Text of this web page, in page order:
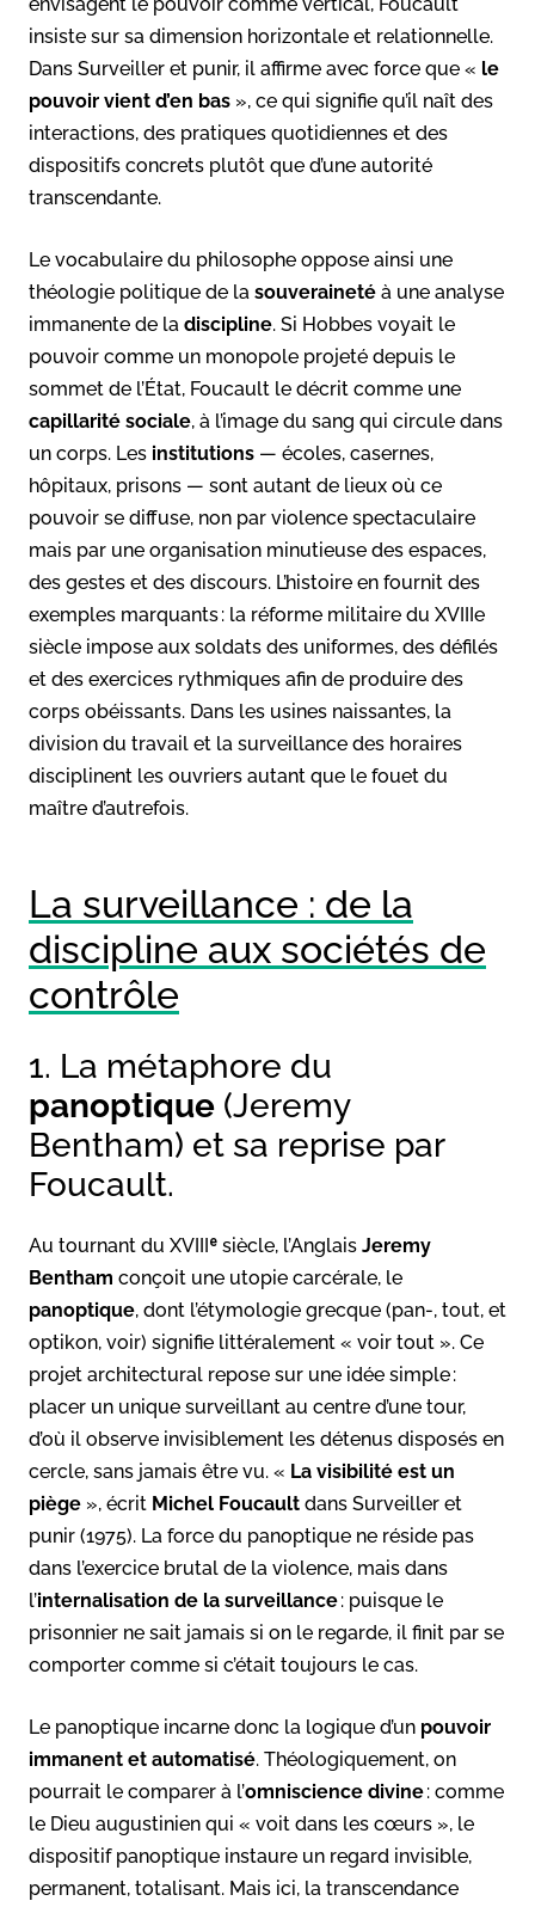
insiste sur sa dimension horizontale et relationnelle.
Dans Surveiller et punir, il affirme avec force que « le
pouvoir vient d’en bas », ce qui signifie qu’il naît des
interactions, des pratiques quotidiennes et des
dispositifs concrets plutôt que d’une autorité
transcendante.
Le vocabulaire du philosophe oppose ainsi une
théologie politique de la souveraineté à une analyse
immanente de la discipline. Si Hobbes voyait le
pouvoir comme un monopole projeté depuis le
sommet de l’État, Foucault le décrit comme une
capillarité sociale, à l’image du sang qui circule dans
un corps. Les institutions — écoles, casernes,
hôpitaux, prisons — sont autant de lieux où ce
pouvoir se diffuse, non par violence spectaculaire
mais par une organisation minutieuse des espaces,
des gestes et des discours. L’histoire en fournit des
exemples marquants : la réforme militaire du XVIIIe
siècle impose aux soldats des uniformes, des défilés
et des exercices rythmiques afin de produire des
corps obéissants. Dans les usines naissantes, la
division du travail et la surveillance des horaires
disciplinent les ouvriers autant que le fouet du
maître d’autrefois.
La surveillance : de la
discipline aux sociétés de
contrôle
1. La métaphore du
panoptique (Jeremy
Bentham) et sa reprise par
Foucault.
Au tournant du XVIIIᵉ siècle, l’Anglais Jeremy
Bentham conçoit une utopie carcérale, le
panoptique, dont l’étymologie grecque (pan-, tout, et
optikon, voir) signifie littéralement « voir tout ». Ce
projet architectural repose sur une idée simple :
placer un unique surveillant au centre d’une tour,
d’où il observe invisiblement les détenus disposés en
cercle, sans jamais être vu. « La visibilité est un
piège », écrit Michel Foucault dans Surveiller et
punir (1975). La force du panoptique ne réside pas
dans l’exercice brutal de la violence, mais dans
l’internalisation de la surveillance: puisque le
prisonnier ne sait jamais si on le regarde, il finit par se
comporter comme si c’était toujours le cas.
Le panoptique incarne donc la logique d’un pouvoir
immanent et automatisé. Théologiquement, on
pourrait le comparer à l’omniscience divine: comme
le Dieu augustinien qui « voit dans les cœurs », le
dispositif panoptique instaure un regard invisible,
permanent, totalisant. Mais ici, la transcendance